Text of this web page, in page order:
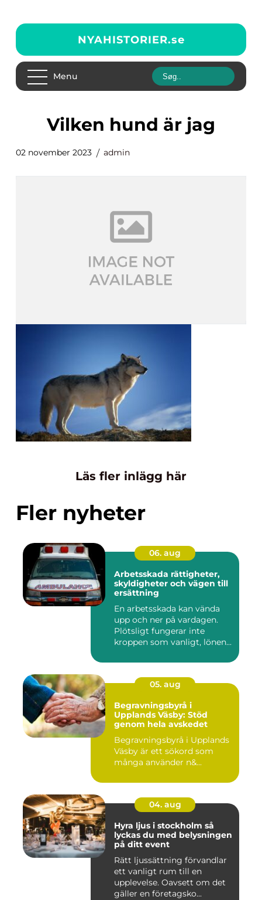
NYAHISTORIER.se
Menu
vilken hund är jag
02 november 2023 admin
Läs fler inlägg här
Fler nyheter
06. aug
Arbetsskada rättigheter,
skyldigheter och vägen till
ersättning
En arbetsskada kan vända
upp och ner på vardagen.
Plötsligt fungerar inte
kroppen som vanligt, lönen...
05. aug
Begravningsbyrå i
Upplands Väsby: Stöd
genom hela avskedet
Begravningsbyrå i Upplands
Väsby är ett sökord som
många använder n&...
04. aug
Hyra ljus i stockholm så
lyckas du med belysningen
på ditt event
Rätt ljussättning förvandlar
ett vanligt rum till en
upplevelse. Oavsett om det
gäller en företagsko...